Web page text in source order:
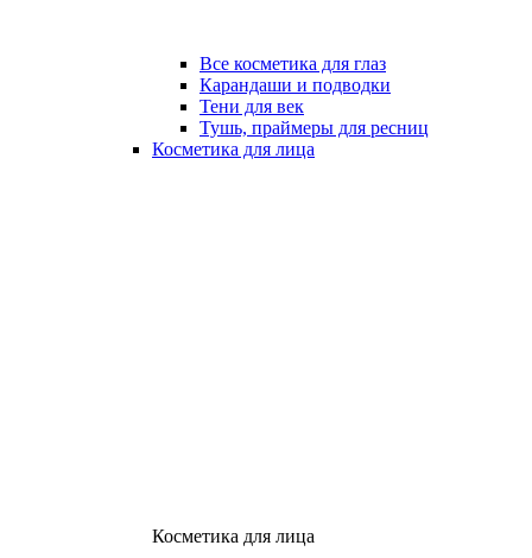
Все косметика для глаз
Карандаши и подводки
Тени для век
Тушь, праймеры для ресниц
Косметика для лица
Косметика для лица